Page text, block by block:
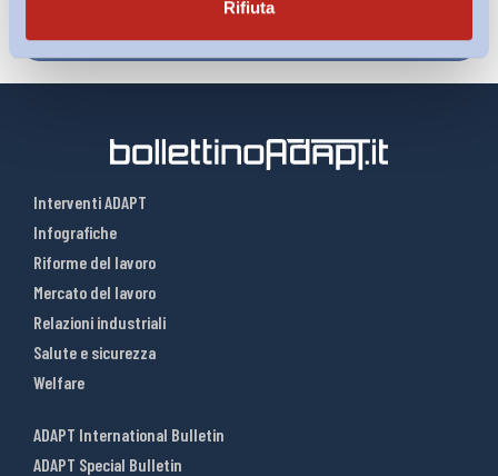
Rifiuta
Interventi ADAPT
Infografiche
Riforme del lavoro
Mercato del lavoro
Relazioni industriali
Salute e sicurezza
Welfare
ADAPT International Bulletin
ADAPT Special Bulletin